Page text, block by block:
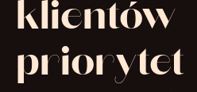
klientów =
priorytet –